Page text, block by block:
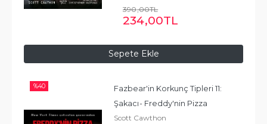
Sepete Ekle
bulaşmaması gerektiğini
yakalamıştı ama bu işin sonu
fena bitecekti. Anında şans
390,00TL
234,00TL
%40
Fazbear'in Korkunç Tipleri 11:
Şakacı- Freddy'nin Pizza
Dükkanı'nda Beş Gece
Scott Cawthon